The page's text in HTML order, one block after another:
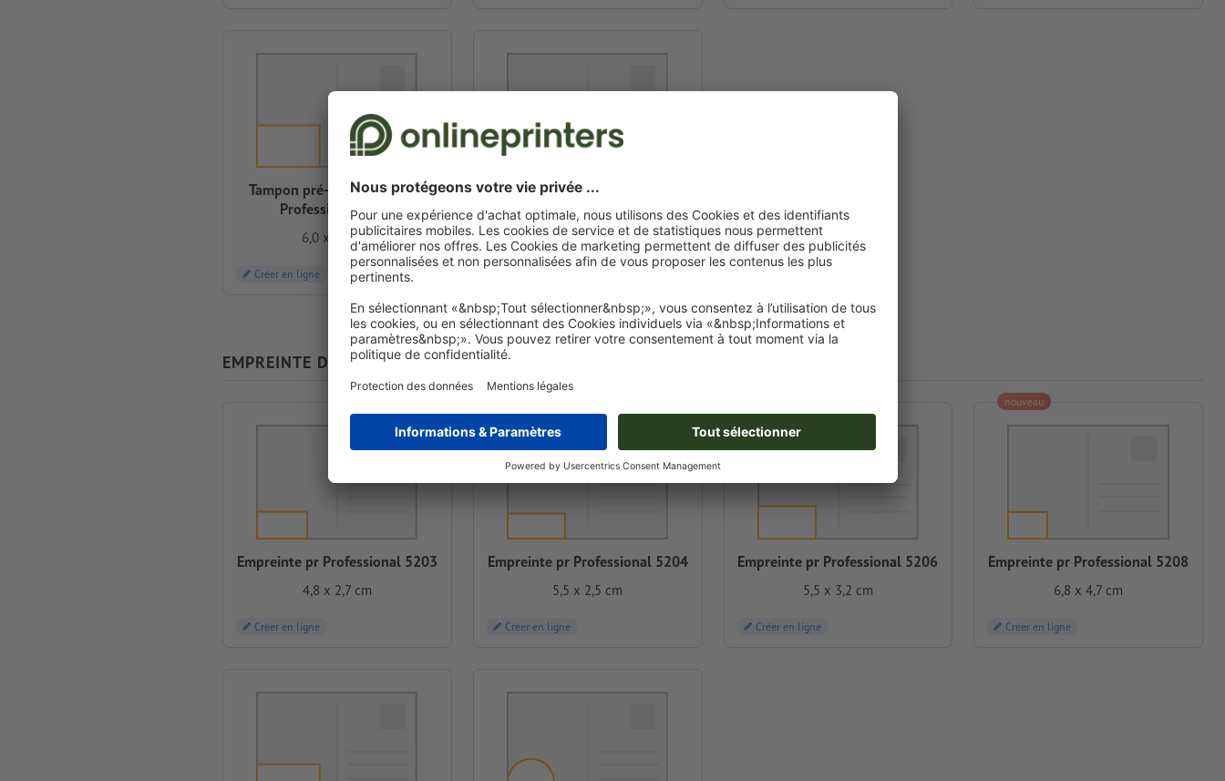
Tampon pré-imprimé Trodat
Professional 5274
6,0 x 4,0 cm
Créer en ligne
Tampon pré-imprimé Trodat
Professional 52045
⌀ 4,5 cm
EMPREINTE DE REMPLACEMENT POUR SYSTÈME
Empreinte pr Professional 5203
4,8 x 2,7 cm
Créer en ligne
Empreinte pr Professional 5204
5,5 x 2,5 cm
Créer en ligne
Empreinte pr Professional 5206
5,5 x 3,2 cm
Créer en ligne
Empreinte pr Professional 5208
6,8 x 4,7 cm
Créer en ligne
nouveau